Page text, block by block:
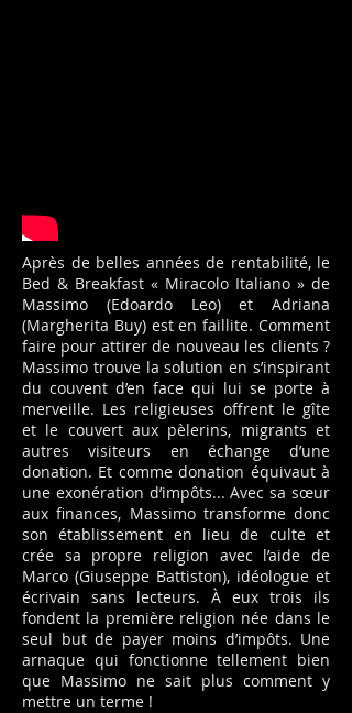
Après de belles années de rentabilité, le
Bed & Breakfast « Miracolo Italiano » de
Massimo (Edoardo Leo) et Adriana
(Margherita Buy) est en faillite. Comment
faire pour attirer de nouveau les clients ?
Massimo trouve la solution en s’inspirant
du couvent d’en face qui lui se porte à
merveille. Les religieuses offrent le gîte
et le couvert aux pèlerins, migrants et
autres visiteurs en échange d’une
donation. Et comme donation équivaut à
une exonération d’impôts... Avec sa sœur
aux finances, Massimo transforme donc
son établissement en lieu de culte et
crée sa propre religion avec l’aide de
Marco (Giuseppe Battiston), idéologue et
écrivain sans lecteurs. À eux trois ils
fondent la première religion née dans le
seul but de payer moins d’impôts. Une
arnaque qui fonctionne tellement bien
que Massimo ne sait plus comment y
mettre un terme !